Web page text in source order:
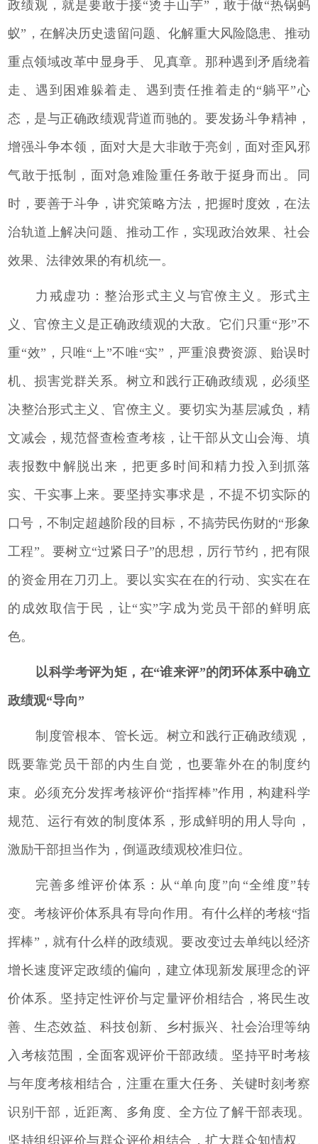
政绩观，就是要敢于接“烫手山芋”，敢于做“热锅蚂
蚁”，在解决历史遗留问题、化解重大风险隐患、推动
重点领域改革中显身手、见真章。那种遇到矛盾绕着
走、遇到困难躲着走、遇到责任推着走的“躺平”心
态，是与正确政绩观背道而驰的。要发扬斗争精神，
增强斗争本领，面对大是大非敢于亮剑，面对歪风邪
气敢于抵制，面对急难险重任务敢于挺身而出。同
时，要善于斗争，讲究策略方法，把握时度效，在法
治轨道上解决问题、推动工作，实现政治效果、社会
效果、法律效果的有机统一。
力戒虚功：整治形式主义与官僚主义。形式主
义、官僚主义是正确政绩观的大敌。它们只重“形”不
重“效”，只唯“上”不唯“实”，严重浪费资源、贻误时
机、损害党群关系。树立和践行正确政绩观，必须坚
决整治形式主义、官僚主义。要切实为基层减负，精
文减会，规范督查检查考核，让干部从文山会海、填
表报数中解脱出来，把更多时间和精力投入到抓落
实、干实事上来。要坚持实事求是，不提不切实际的
口号，不制定超越阶段的目标，不搞劳民伤财的“形象
工程”。要树立“过紧日子”的思想，厉行节约，把有限
的资金用在刀刃上。要以实实在在的行动、实实在在
的成效取信于民，让“实”字成为党员干部的鲜明底
色。
以科学考评为矩，在“谁来评”的闭环体系中确立
政绩观“导向”
制度管根本、管长远。树立和践行正确政绩观，
既要靠党员干部的内生自觉，也要靠外在的制度约
束。必须充分发挥考核评价“指挥棒”作用，构建科学
规范、运行有效的制度体系，形成鲜明的用人导向，
激励干部担当作为，倒逼政绩观校准归位。
完善多维评价体系：从“单向度”向“全维度”转
变。考核评价体系具有导向作用。有什么样的考核“指
挥棒”，就有什么样的政绩观。要改变过去单纯以经济
增长速度评定政绩的偏向，建立体现新发展理念的评
价体系。坚持定性评价与定量评价相结合，将民生改
善、生态效益、科技创新、乡村振兴、社会治理等纳
入考核范围，全面客观评价干部政绩。坚持平时考核
与年度考核相结合，注重在重大任务、关键时刻考察
识别干部，近距离、多角度、全方位了解干部表现。
坚持组织评价与群众评价相结合，扩大群众知情权、